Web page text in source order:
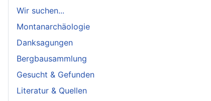
Wir suchen...
Montanarchäologie
Danksagungen
Bergbausammlung
Gesucht & Gefunden
Literatur & Quellen